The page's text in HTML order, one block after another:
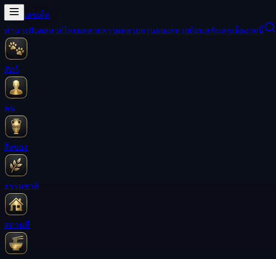
เลขเด็ด
ทำนายฝันผลหวยไทยผลหวยลาวผลหวยฮานอยผลหวยย้อนหลังเลขเด็ดงวดนี้
สัตว์
คน
สิ่งของ
ธรรมชาติ
สถานที่